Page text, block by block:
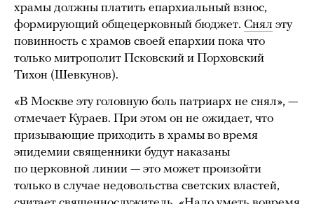
храмы должны платить епархиальный взнос,
формирующий общецерковный бюджет. Снял эту
повинность с храмов своей епархии пока что
только митрополит Псковский и Порховский
Тихон (Шевкунов).
«В Москве эту головную боль патриарх не снял», —
отмечает Кураев. При этом он не ожидает, что
призывающие приходить в храмы во время
эпидемии священники будут наказаны
по церковной линии — это может произойти
только в случае недовольства светских властей,